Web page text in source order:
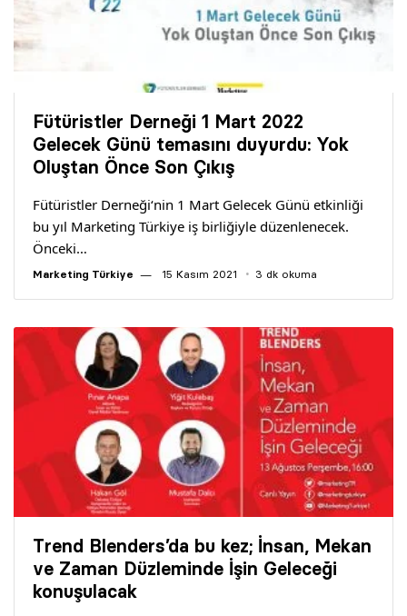
Fütüristler Derneği 1 Mart 2022
Gelecek Günü temasını duyurdu: Yok
Oluştan Önce Son Çıkış
Fütüristler Derneği‘nin 1 Mart Gelecek Günü etkinliği
bu yıl Marketing Türkiye iş birliğiyle düzenlenecek.
Önceki…
Marketing Türkiye 15 Kasım 2021 3 dk okuma
Trend Blenders’da bu kez; İnsan, Mekan
ve Zaman Düzleminde İşin Geleceği
konuşulacak